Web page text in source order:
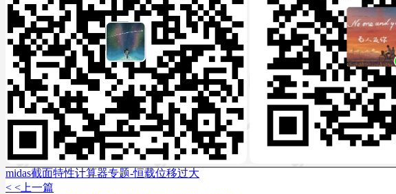
midas截面特性计算器专题-恒载位移过大
< <上一篇